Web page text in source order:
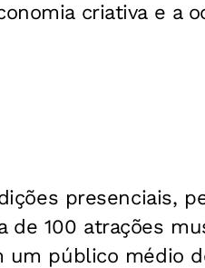
criativa e a
presenciais,
de 100 atrações
um público médio